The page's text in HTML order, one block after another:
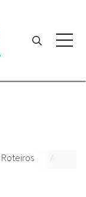
Roteiros América